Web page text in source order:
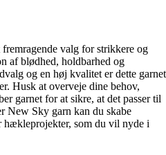
valg for strikkere og
af blødhed, holdbarhed og
og en høj kvalitet er dette garnet
Husk at overveje dine behov,
garnet for at sikre, at det passer til
New Sky garn kan du skabe
hækleprojekter, som du vil nyde i